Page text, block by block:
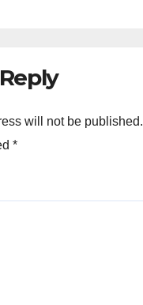
will not be published.
*